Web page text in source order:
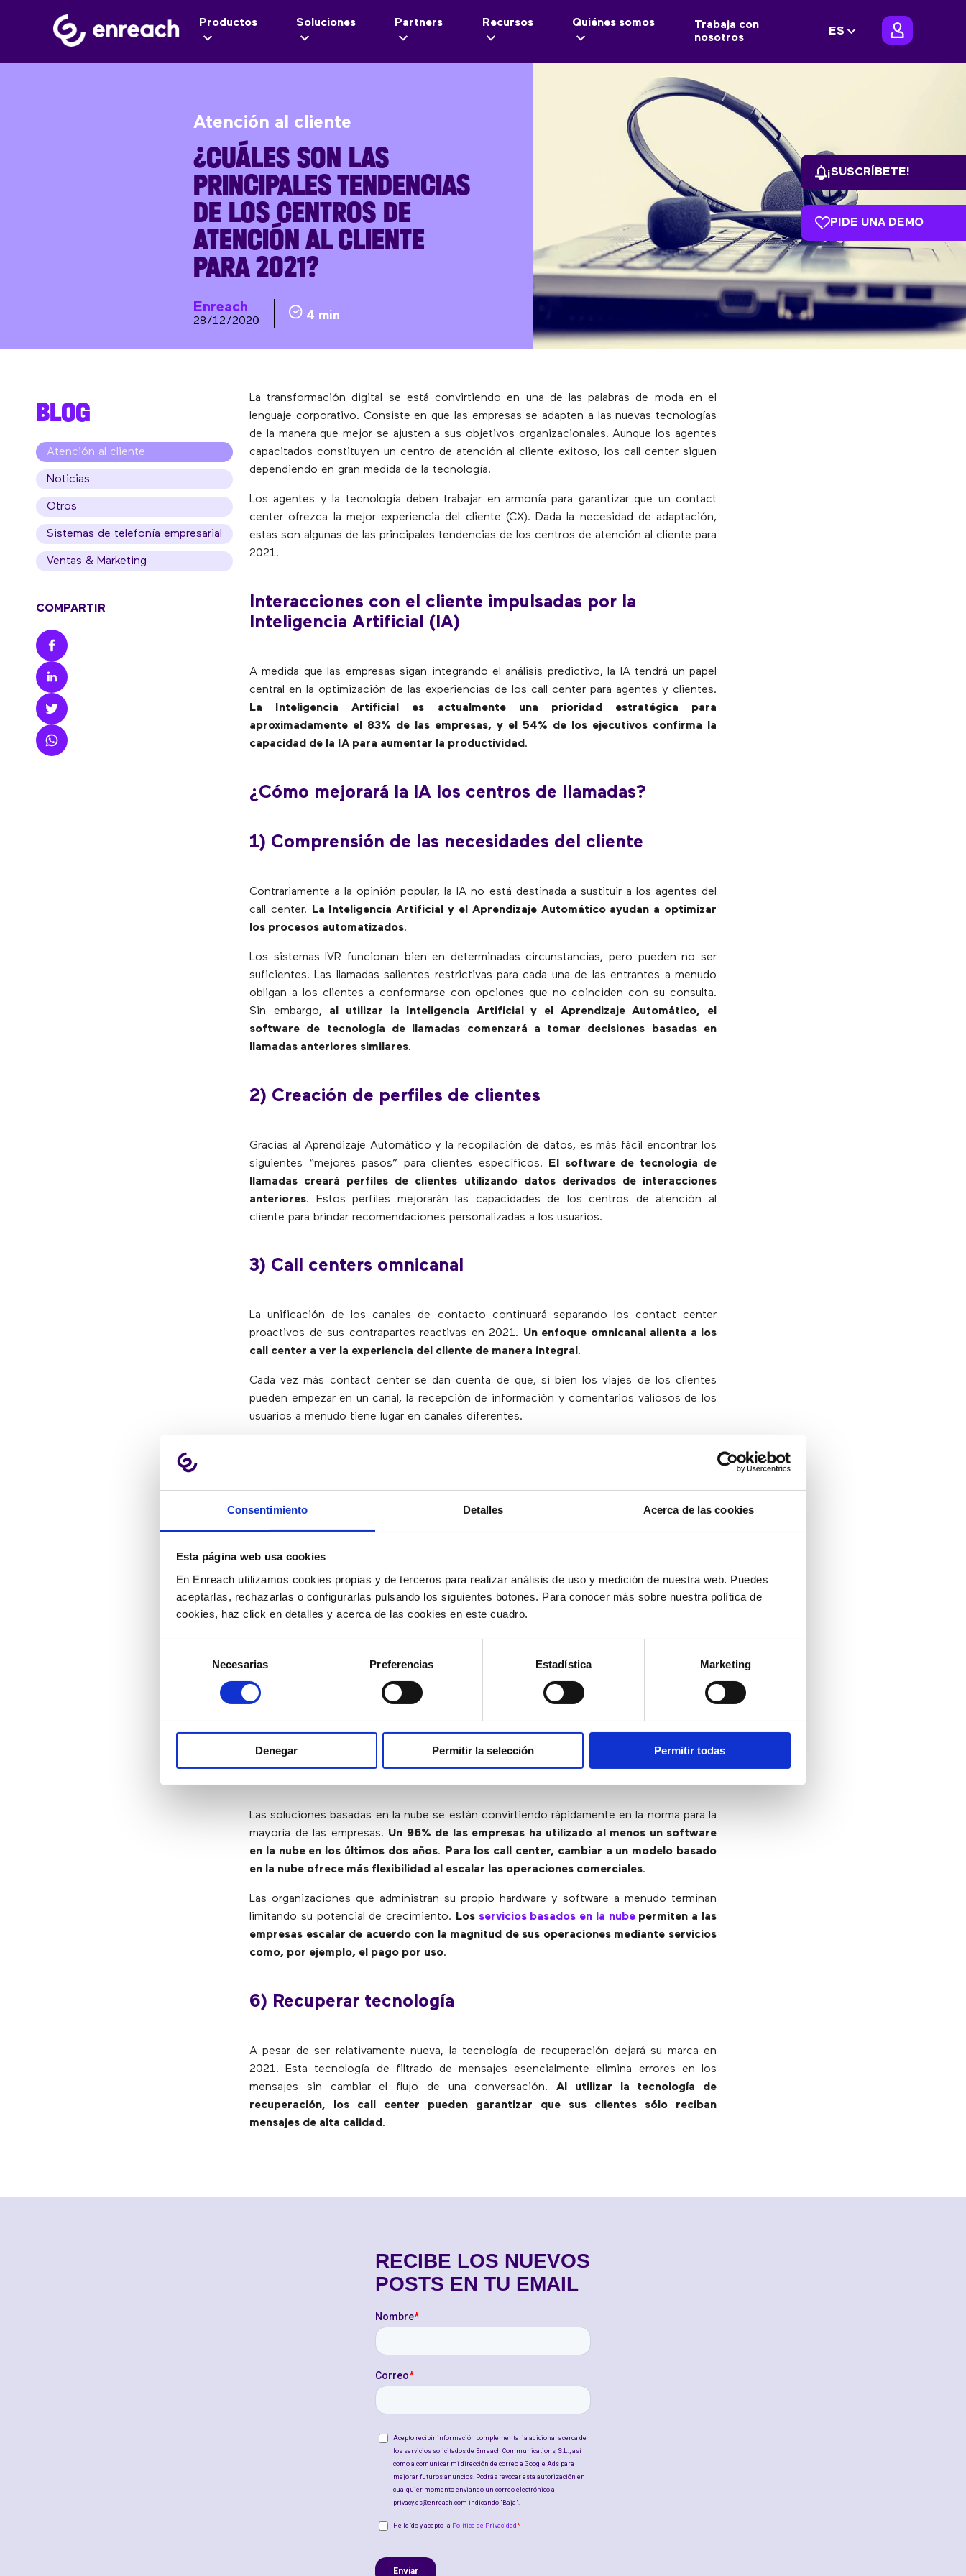
Consentimiento Detalles Acerca de las cookies
Esta página web usa cookies
En Enreach utilizamos cookies propias y de terceros para realizar análisis de uso y medición de nuestra web. Puedes
aceptarlas, rechazarlas o configurarlas pulsando los siguientes botones. Para conocer más sobre nuestra política de
cookies, haz click en detalles y acerca de las cookies en este cuadro.
consentimiento
Necesarias Preferencias Estadística Marketing
Denegar Permitir la selección Permitir todas
Productos Soluciones Partners Recursos Quiénes somos
Trabaja con
nosotros
ES
Atención al cliente
¿CUÁLES SON LAS
PRINCIPALES TENDENCIAS
DE LOS CENTROS DE
ATENCIÓN AL CLIENTE
PARA 2021?
Enreach
28/12/2020 4 min
La transformación digital se está convirtiendo en una de las palabras de moda en el
lenguaje corporativo. Consiste en que las empresas se adapten a las nuevas tecnologías
de la manera que mejor se ajusten a sus objetivos organizacionales. Aunque los agentes
capacitados constituyen un centro de atención al cliente exitoso, los call center siguen
dependiendo en gran medida de la tecnología.
Los agentes y la tecnología deben trabajar en armonía para garantizar que un contact
center ofrezca la mejor experiencia del cliente (CX). Dada la necesidad de adaptación,
estas son algunas de las principales tendencias de los centros de atención al cliente para
2021.
Interacciones con el cliente impulsadas por la
Inteligencia Artificial (IA)
A medida que las empresas sigan integrando el análisis predictivo, la IA tendrá un papel
central en la optimización de las experiencias de los call center para agentes y clientes.
La Inteligencia Artificial es actualmente una prioridad estratégica para
aproximadamente el 83% de las empresas, y el 54% de los ejecutivos confirma la
capacidad de la IA para aumentar la productividad .
¿Cómo mejorará la IA los centros de llamadas?
1) Comprensión de las necesidades del cliente
Contrariamente a la opinión popular, la IA no está destinada a sustituir a los agentes del
call center.
La Inteligencia Artificial y el Aprendizaje Automático ayudan a optimizar
los procesos automatizados.
Los sistemas IVR funcionan bien en determinadas circunstancias, pero pueden no ser
suficientes. Las llamadas salientes restrictivas para cada una de las entrantes a menudo
obligan a los clientes a conformarse con opciones que no coinciden con su consulta.
Sin embargo, al utilizar la Inteligencia Artificial y el Aprendizaje Automático, el
software de tecnología de llamadas comenzará a tomar decisiones basadas en
llamadas anteriores similares.
2) Creación de perfiles de clientes
Gracias al Aprendizaje Automático y la recopilación de datos, es más fácil encontrar los
siguientes “mejores pasos” para clientes específicos.
El software de tecnología de
llamadas creará perfiles de clientes utilizando datos derivados de interacciones
anteriores. Estos perfiles mejorarán las capacidades de los centros de atención al
cliente para brindar recomendaciones personalizadas a los usuarios.
3) Call centers omnicanal
La unificación de los canales de contacto continuará separando los contact center
proactivos de sus contrapartes reactivas en 2021. Un enfoque omnicanal alienta a los
call center a ver la experiencia del cliente de manera integral .
Cada vez más contact center se dan cuenta de que, si bien los viajes de los clientes
pueden empezar en un canal, la recepción de información y comentarios valiosos de los
usuarios a menudo tiene lugar en canales diferentes.
4) Programas de análisis
Atrás quedaron los días de dependencia excesiva de las habilidades de observación
manual de un supervisor para maximizar el potencial de los agentes. Hoy en día,las
empresas utilizan el análisis del call center para transformar datos como grabaciones
Más call center omnicanal adoptarán programas de análisis para desarrollar sus cuadros de
mando con estadísticas relevantes para sus operaciones.Los paneles estadísticos
permitirán a los supervisores y agentes recibir actualizaciones en tiempo real sobre
5) Soluciones basadas en la nube
Las soluciones basadas en la nube se están convirtiendo rápidamente en la norma para la
mayoría de las empresas. Un 96% de las empresas ha utilizado al menos un software
en la nube en los últimos dos años.
Para los call center, cambiar a un modelo basado
en la nube ofrece más flexibilidad al escalar las operaciones comerciales.
Las organizaciones que administran su propio hardware y software a menudo terminan
limitando su potencial de crecimiento.
Los servicios basados ​​en la nubepermiten a las
empresas escalar de acuerdo con la magnitud de sus operaciones mediante servicios
como, por ejemplo, el pago por uso.
6) Recuperar tecnología
A pesar de ser relativamente nueva, la tecnología de recuperación dejará su marca en
2021. Esta tecnología de filtrado de mensajes esencialmente elimina errores en los
mensajes sin cambiar el flujo de una conversación. Al utilizar la tecnología de
recuperación, los call center pueden garantizar que sus clientes sólo reciban
mensajes de alta calidad .
BLOG
Atención al cliente
Noticias
Otros
Sistemas de telefonía empresarial
Ventas & Marketing
COMPARTIR
¡SUSCRÍBETE!
PIDE UNA DEMO